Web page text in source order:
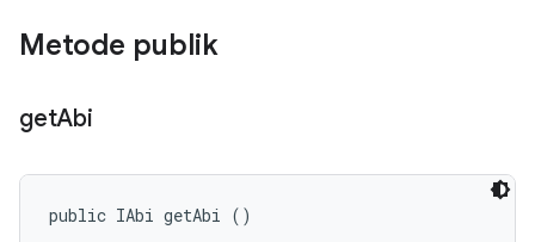
Metode publik
getAbi
public IAbi getAbi ()